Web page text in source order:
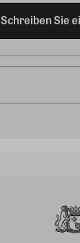
Schreiben Sie